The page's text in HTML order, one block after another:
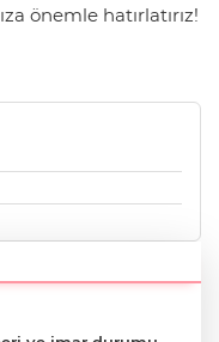
önemle hatırlatırız!